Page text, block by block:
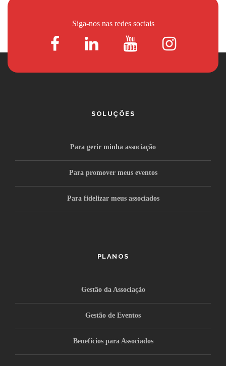
Siga-nos nas redes sociais
SOLUÇÕES
Para gerir minha associação
Para promover meus eventos
Para fidelizar meus associados
PLANOS
Gestão da Associação
Gestão de Eventos
Benefícios para Associados